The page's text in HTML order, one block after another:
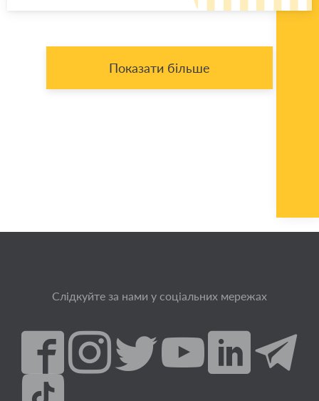
Показати більше
Слідкуйте за нами у соціальних мережах